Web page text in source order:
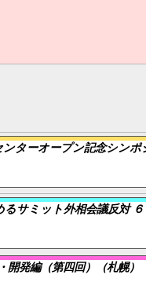
ンターオープン記念シンポ
サミット外相会議反対 ６
発編（第四回）（札幌）